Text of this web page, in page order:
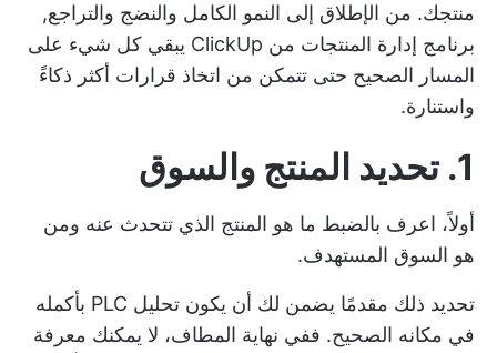
منتجك. من الإطلاق إلى النمو الكامل والنضج والتراجع,
برنامج إدارة المنتجات من ClickUp
يبقي كل شيء على
المسار الصحيح حتى تتمكن من اتخاذ قرارات أكثر ذكاءً
واستنارة.
1. تحديد المنتج والسوق
أولاً، اعرف بالضبط ما هو المنتج الذي تتحدث عنه ومن
هو السوق المستهدف.
تحديد ذلك مقدمًا يضمن لك أن يكون تحليل PLC بأكمله
في مكانه الصحيح. ففي نهاية المطاف، لا يمكنك معرفة